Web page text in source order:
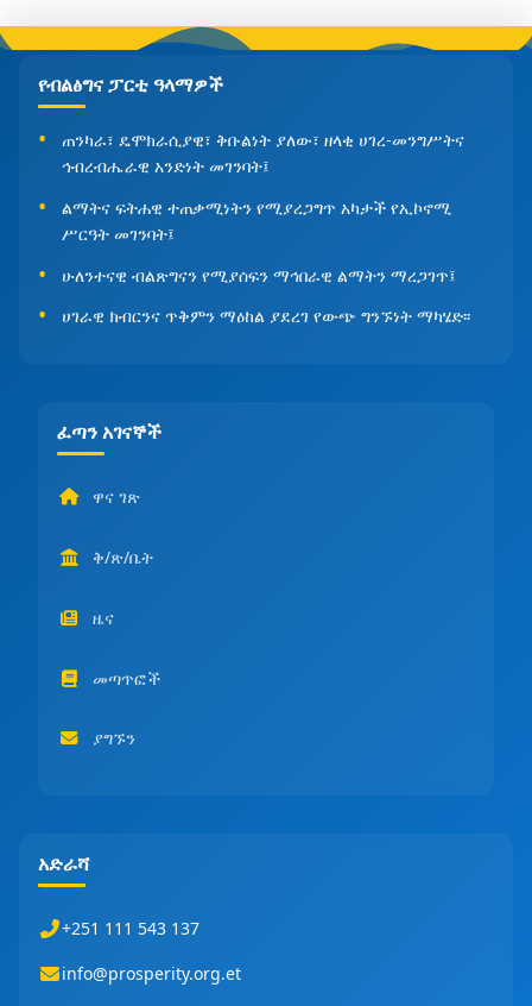
የብልፅግና ፓርቲ ዓላማዎች
ጠንካራ፣ ዴሞክራሲያዊ፣ ቅቡልነት ያለው፣ ዘላቂ ሀገረ-መንግሥትና
ኅብረብሔራዊ አንድነት መገንባት፤
ልማትና ፍትሐዊ ተጠቃሚነትን የሚያረጋግጥ አካታች የኢኮኖሚ
ሥርዓት መገንባት፤
ሁለንተናዊ ብልጽግናን የሚያሰፍን ማኅበራዊ ልማትን ማረጋገጥ፤
ሀገራዊ ክብርንና ጥቅምን ማዕከል ያደረገ የውጭ ግንኙነት ማካሄድ፡፡
ፈጣን አገናኞች
ዋና ገጽ
ቅ/ጽ/ቤት
ዜና
መጣጥፎች
ያግኙን
አድራሻ
+251 111 543 137
info@prosperity.org.et